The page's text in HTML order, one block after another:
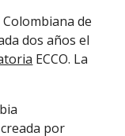
de
ECCO. La